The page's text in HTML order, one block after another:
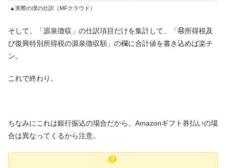
▲実際の僕の仕訳（MFクラウド）
そして、「源泉徴収」の仕訳項目だけを集計して、「㊹所得税及
び復興特別所得税の源泉徴収額」の欄に合計値を書き込めば楽チ
ン。
これで終わり。
ちなみにこれは銀行振込の場合だから、Amazonギフト券払いの場
合は異なってくるから注意。